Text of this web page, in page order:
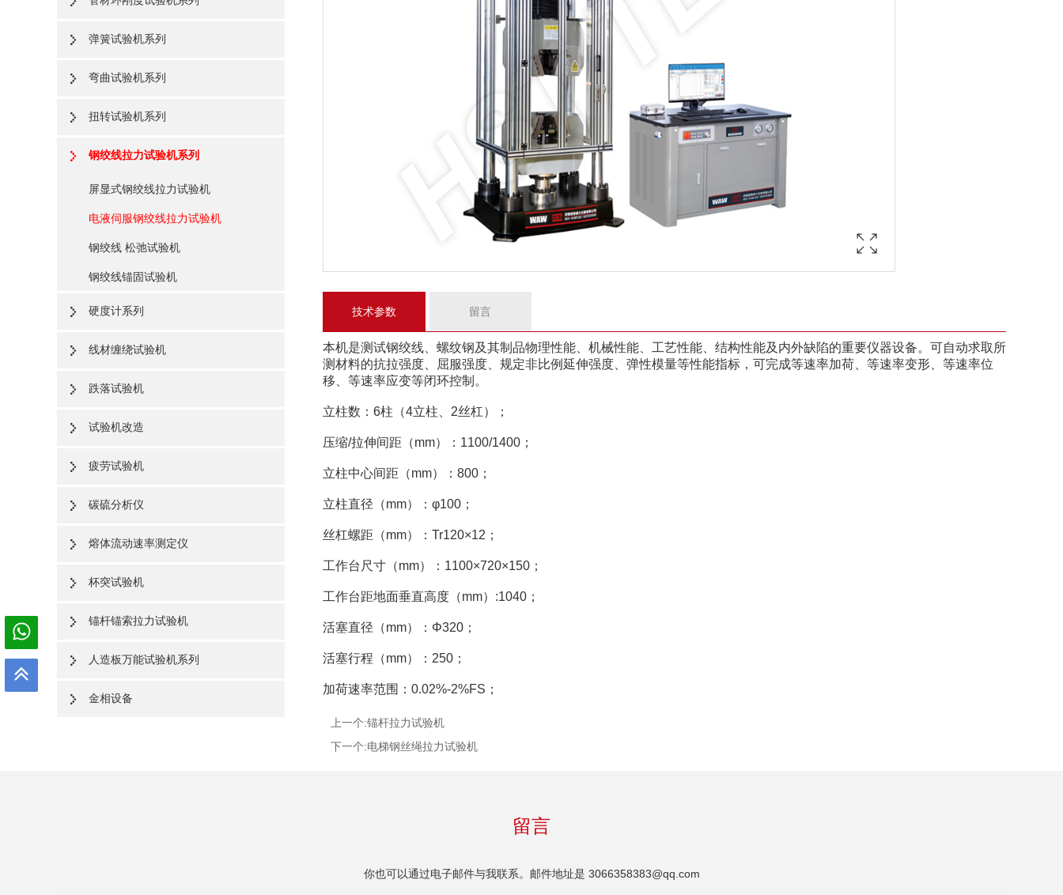
弹簧试验机系列
弯曲试验机系列
扭转试验机系列
钢绞线拉力试验机系列
屏显式钢绞线拉力试验机
电液伺服钢绞线拉力试验机
钢绞线 松弛试验机
钢绞线锚固试验机
硬度计系列
线材缠绕试验机
跌落试验机
试验机改造
疲劳试验机
碳硫分析仪
熔体流动速率测定仪
杯突试验机
锚杆锚索拉力试验机
人造板万能试验机系列
金相设备
技术参数 留言
本机是测试钢绞线、螺纹钢及其制品物理性能、机械性能、工艺性能、结构性能及内外缺陷的重要仪器设备。可自动求取所
测材料的抗拉强度、屈服强度、规定非比例延伸强度、弹性模量等性能指标，可完成等速率加荷、等速率变形、等速率位
移、等速率应变等闭环控制。
立柱数：6柱（4立柱、2丝杠）；
压缩/拉伸间距（mm）：1100/1400；
立柱中心间距（mm）：800；
立柱直径（mm）：φ100；
丝杠螺距（mm）：Tr120×12；
工作台尺寸（mm）：1100×720×150；
工作台距地面垂直高度（mm）:1040；
活塞直径（mm）：Φ320；
活塞行程（mm）：250；
加荷速率范围：0.02%-2%FS；
上一个:锚杆拉力试验机
下一个:电梯钢丝绳拉力试验机
留言
你也可以通过电子邮件与我联系。邮件地址是 3066358383@qq.com